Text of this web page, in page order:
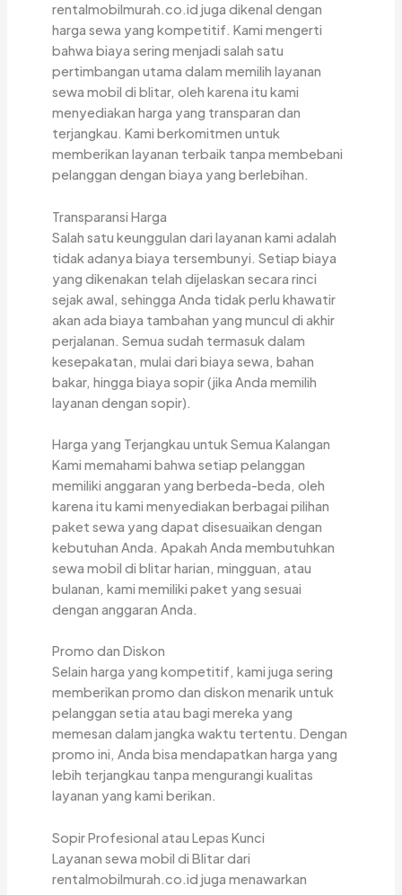
rentalmobilmurah.co.id juga dikenal dengan
harga sewa yang kompetitif. Kami mengerti
bahwa biaya sering menjadi salah satu
pertimbangan utama dalam memilih layanan
sewa mobil di blitar, oleh karena itu kami
menyediakan harga yang transparan dan
terjangkau. Kami berkomitmen untuk
memberikan layanan terbaik tanpa membebani
pelanggan dengan biaya yang berlebihan.
Transparansi Harga
Salah satu keunggulan dari layanan kami adalah
tidak adanya biaya tersembunyi. Setiap biaya
yang dikenakan telah dijelaskan secara rinci
sejak awal, sehingga Anda tidak perlu khawatir
akan ada biaya tambahan yang muncul di akhir
perjalanan. Semua sudah termasuk dalam
kesepakatan, mulai dari biaya sewa, bahan
bakar, hingga biaya sopir (jika Anda memilih
layanan dengan sopir).
Harga yang Terjangkau untuk Semua Kalangan
Kami memahami bahwa setiap pelanggan
memiliki anggaran yang berbeda-beda, oleh
karena itu kami menyediakan berbagai pilihan
paket sewa yang dapat disesuaikan dengan
kebutuhan Anda. Apakah Anda membutuhkan
sewa mobil di blitar harian, mingguan, atau
bulanan, kami memiliki paket yang sesuai
dengan anggaran Anda.
Promo dan Diskon
Selain harga yang kompetitif, kami juga sering
memberikan promo dan diskon menarik untuk
pelanggan setia atau bagi mereka yang
memesan dalam jangka waktu tertentu. Dengan
promo ini, Anda bisa mendapatkan harga yang
lebih terjangkau tanpa mengurangi kualitas
layanan yang kami berikan.
Sopir Profesional atau Lepas Kunci
Layanan sewa mobil di Blitar dari
rentalmobilmurah.co.id juga menawarkan